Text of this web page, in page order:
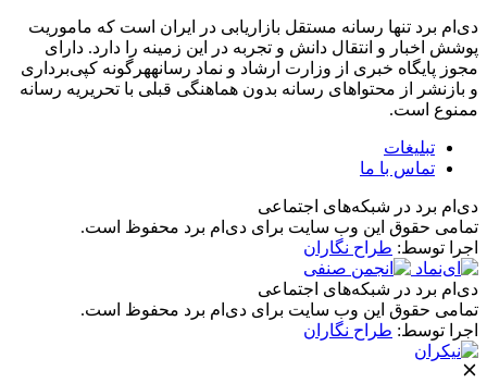
دی‌ام برد تنها رسانه مستقل بازاریابی در ایران است که ماموریت
پوشش اخبار و انتقال دانش و تجربه در این زمینه را دارد. دارای
مجوز پایگاه خبری از وزارت ارشاد و نماد رسانههرگونه کپی‌برداری
و بازنشر از محتواهای رسانه بدون هماهنگی قبلی با تحریریه رسانه
ممنوع است.
تبلیغات
تماس با ما
دی‌ام برد در شبکه‌های اجتماعی
تمامی حقوق این وب سایت برای دی‌ام برد محفوظ است.
اجرا توسط: طراح نگاران
دی‌ام برد در شبکه‌های اجتماعی
تمامی حقوق این وب سایت برای دی‌ام برد محفوظ است.
اجرا توسط: طراح نگاران